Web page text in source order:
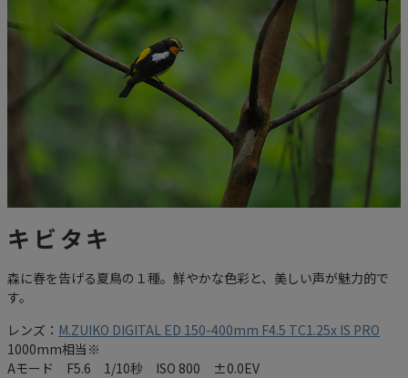
キビタキ
森に春を告げる夏鳥の１種。鮮やかな色彩と、美しい声が魅力的で
す。
レンズ： M.ZUIKO DIGITAL ED 150-400mm F4.5 TC1.25x IS PRO
1000mm相当※
Aモード F5.6 1/10秒 ISO 800 ±0.0EV